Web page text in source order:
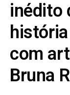
inédito
com
Bruna